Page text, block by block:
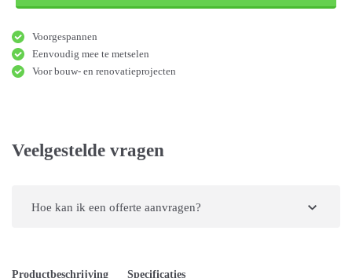
Voorgespannen
Eenvoudig mee te metselen
Voor bouw- en renovatieprojecten
Veelgestelde vragen
Hoe kan ik een offerte aanvragen?
Productbeschrijving Specificaties